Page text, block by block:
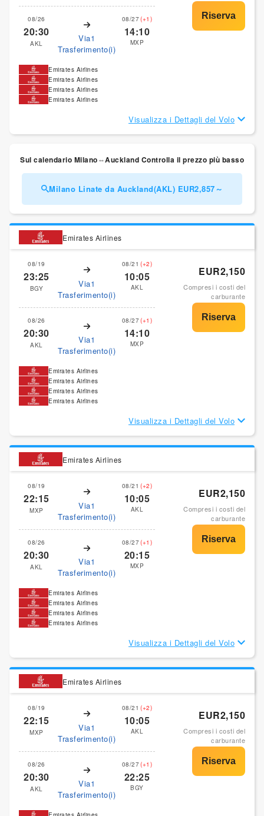
08/26
20:30
AKL
Via1
Trasferimento(i)
08/27(+1)
14:10
MXP
Emirates Airlines
Emirates Airlines
Emirates Airlines
Emirates Airlines
Visualizza i Dettagli del Volo
Sul calendario Milano⇔Auckland Controlla il prezzo più basso
Milano Linate da Auckland(AKL) EUR2,857～
Emirates Airlines
08/19
23:25
BGY
Via1
Trasferimento(i)
08/21 (+2)
10:05
AKL
08/26
20:30
AKL
Via1
Trasferimento(i)
08/27(+1)
14:10
MXP
EUR2,150
Compresi i costi del
carburante
Emirates Airlines
Emirates Airlines
Emirates Airlines
Emirates Airlines
Visualizza i Dettagli del Volo
Emirates Airlines
08/19
22:15
MXP
Via1
Trasferimento(i)
08/21 (+2)
10:05
AKL
08/26
20:30
AKL
Via1
Trasferimento(i)
08/27(+1)
20:15
MXP
EUR2,150
Compresi i costi del
carburante
Emirates Airlines
Emirates Airlines
Emirates Airlines
Emirates Airlines
Visualizza i Dettagli del Volo
Emirates Airlines
08/19
22:15
MXP
Via1
Trasferimento(i)
08/21 (+2)
10:05
AKL
08/26
20:30
AKL
Via1
Trasferimento(i)
08/27(+1)
22:25
BGY
EUR2,150
Compresi i costi del
carburante